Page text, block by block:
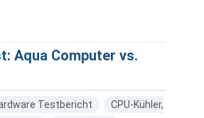
Aqua Computer vs.
Testbericht
CPU-Kühler,